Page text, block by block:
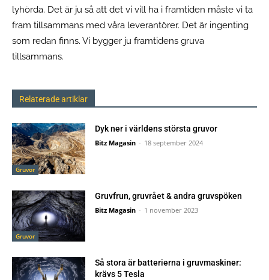
lyhörda. Det är ju så att det vi vill ha i framtiden måste vi ta
fram tillsammans med våra leverantörer. Det är ingenting
som redan finns. Vi bygger ju framtidens gruva
tillsammans.
Relaterade artiklar
Gruvor
Dyk ner i världens största gruvor
Bitz Magasin - 18 september 2024
Gruvor
Gruvfrun, gruvrået & andra gruvspöken
Bitz Magasin - 1 november 2023
Så stora är batterierna i gruvmaskiner:
krävs 5 Tesla